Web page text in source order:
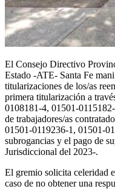
El Consejo Directivo
Estado -ATE- Santa Fe
titularizaciones de los/as
primera titularización a
0108181-4, 01501-
de trabajadores/as
01501-0119236-1, 01501-
subrogancias y el pago de
Jurisdiccional del 2023-.
El gremio solicita celeridad
caso de no obtener una